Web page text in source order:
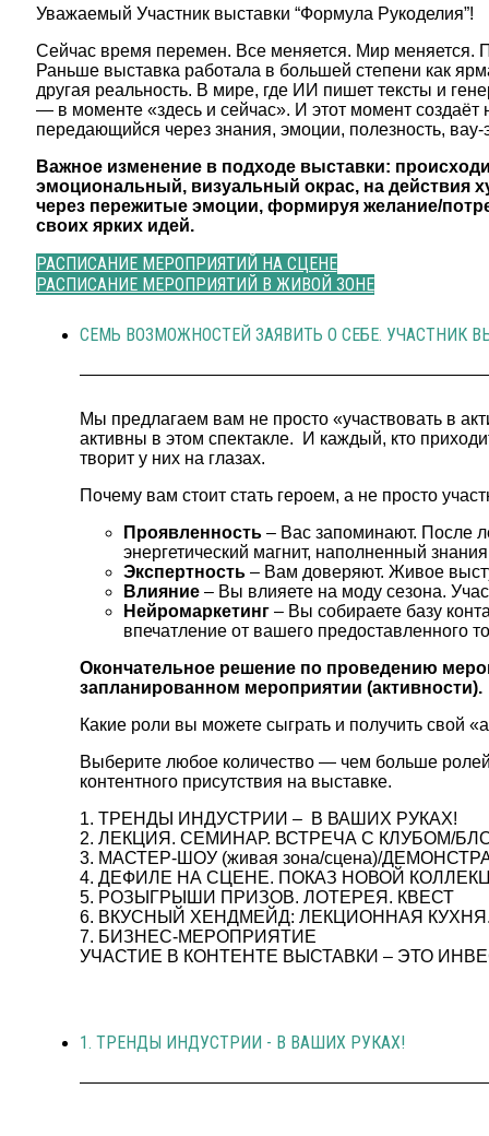
Уважаемый Участник выставки “Формула Рукоделия”!
Сейчас время перемен. Все меняется. Мир меняется.
Раньше выставка работала в большей степени как
другая реальность. В мире, где ИИ пишет тексты и
— в моменте «здесь и сейчас». И этот момент
передающийся через знания, эмоции, полезность,
Важное изменение в подходе выставки:
эмоциональный, визуальный окрас, на действия
через пережитые эмоции, формируя желание/
своих ярких идей.
РАСПИСАНИЕ МЕРОПРИЯТИЙ НА СЦЕНЕ
РАСПИСАНИЕ МЕРОПРИЯТИЙ В ЖИВОЙ ЗОНЕ
СЕМЬ ВОЗМОЖНОСТЕЙ ЗАЯВИТЬ О СЕБЕ.
Мы предлагаем вам не просто «участвовать в
активны в этом спектакле. И каждый, кто
творит у них на глазах.
Почему вам стоит стать героем, а не просто
Проявленность– Вас запоминают. После
энергетический магнит, наполненный
Экспертность– Вам доверяют. Живое
Влияние– Вы влияете на моду сезона.
Нейромаркетинг– Вы собираете базу
впечатление от вашего предоставленного
Окончательное решение по проведению
запланированном мероприятии (активности).
Какие роли вы можете сыграть и получить свой
Выберите любое количество — чем больше
контентного присутствия на выставке.
1. ТРЕНДЫ ИНДУСТРИИ – В ВАШИХ РУКАХ!
2. ЛЕКЦИЯ. СЕМИНАР. ВСТРЕЧА С КЛУБОМ/
3. МАСТЕР-ШОУ (живая зона/сцена)/
4. ДЕФИЛЕ НА СЦЕНЕ. ПОКАЗ НОВОЙ
5. РОЗЫГРЫШИ ПРИЗОВ. ЛОТЕРЕЯ. КВЕСТ
6. ВКУСНЫЙ ХЕНДМЕЙД: ЛЕКЦИОННАЯ
7. БИЗНЕС-МЕРОПРИЯТИЕ
УЧАСТИЕ В КОНТЕНТЕ ВЫСТАВКИ – ЭТО
1. ТРЕНДЫ ИНДУСТРИИ - В ВАШИХ РУКАХ!